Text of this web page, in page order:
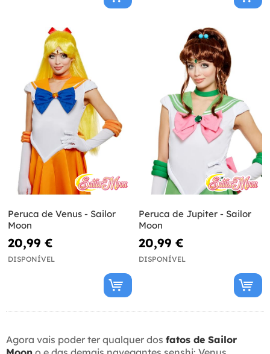
Peruca de Venus - Sailor
Moon
20,99 €
DISPONÍVEL
Peruca de Jupiter - Sailor
Moon
20,99 €
DISPONÍVEL
Agora vais poder ter qualquer dos fatos de Sailor